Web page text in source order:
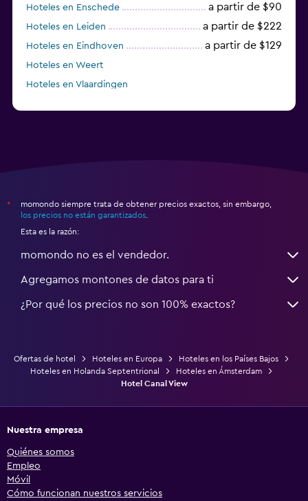
Hoteles en Enschede a partir de $90
Hoteles en Leiden a partir de $222
Hoteles en Eindhoven a partir de $129
Hoteles en Weert
Hoteles en Vlaardingen
*
momondo siempre trata de obtener precios exactos, sin embargo,
los precios no están garantizados
Esta es la razón:
momondo no es el vendedor.
Agregamos montones de datos para ti
¿Por qué los precios no son 100% exactos?
Ofertas de hotel Hoteles en Europa
Hoteles en los Países Bajos
Hoteles en Holanda Septentrional
Hoteles en Ámsterdam
Hotel Canal View
Nuestra empresa
Quiénes somos
Empleo
Móvil
Cómo funcionan nuestros servicios